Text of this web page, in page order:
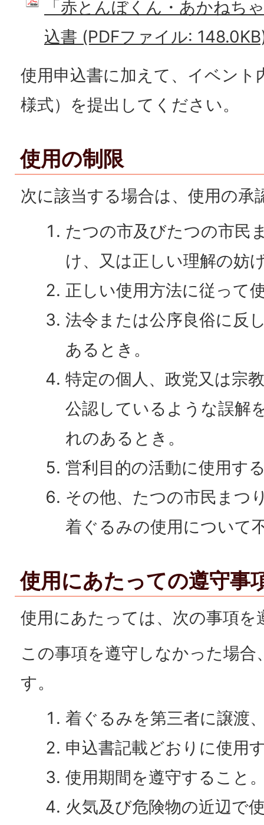
「赤とんぼくん・あかねち
込書 (PDFファイル:
使用申込書に加えて、イベント
様式）を提出してください。
使用の制限
次に該当する場合は、使用の承
たつの市及びたつの市民
け、又は正しい理解の妨
正しい使用方法に従って
法令または公序良俗に反
あるとき。
特定の個人、政党又は宗
公認しているような誤解
れのあるとき。
営利目的の活動に使用す
その他、たつの市民まつ
着ぐるみの使用について
使用にあたっての遵守事
使用にあたっては、次の事項を
この事項を遵守しなかった場合
す。
着ぐるみを第三者に譲渡
申込書記載どおりに使用
使用期間を遵守すること
火気及び危険物の近辺で